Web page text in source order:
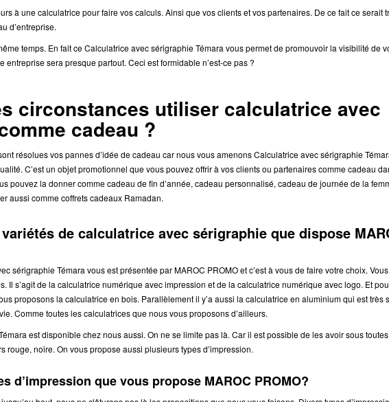
à une calculatrice pour faire vos calculs. Ainsi que vos clients et vos partenaires. De ce fait ce serait
d’entreprise.
temps. En fait ce Calculatrice avec sérigraphie Témara vous permet de promouvoir la visibilité de
entreprise sera presque partout. Ceci est formidable n’est-ce pas ?
circonstances utiliser calculatrice avec
cadeau ?
résolues vos pannes d’idée de cadeau car nous vous amenons Calculatrice avec sérigraphie
C’est un objet promotionnel que vous pouvez offrir à vos clients ou partenaires comme cadeau
pouvez la donner comme cadeau de fin d’année, cadeau personnalisé, cadeau de journée de la
aussi comme coffrets cadeaux Ramadan.
de calculatrice avec sérigraphie que dispose
sérigraphie Témara vous est présentée par MAROC PROMO et c’est à vous de faire votre choix.
Il s’agit de la calculatrice numérique avec impression et de la calculatrice numérique avec logo. Et
proposons la calculatrice en bois. Parallèlement il y’a aussi la calculatrice en aluminium qui est très
Comme toutes les calculatrices que nous vous proposons d’ailleurs.
est disponible chez nous aussi.On ne se limite pas là. Car il est possible de les avoir sous
rouge, noire. On vous propose aussi plusieurs types d’impression.
d’impression que vous propose MAROC PROMO?